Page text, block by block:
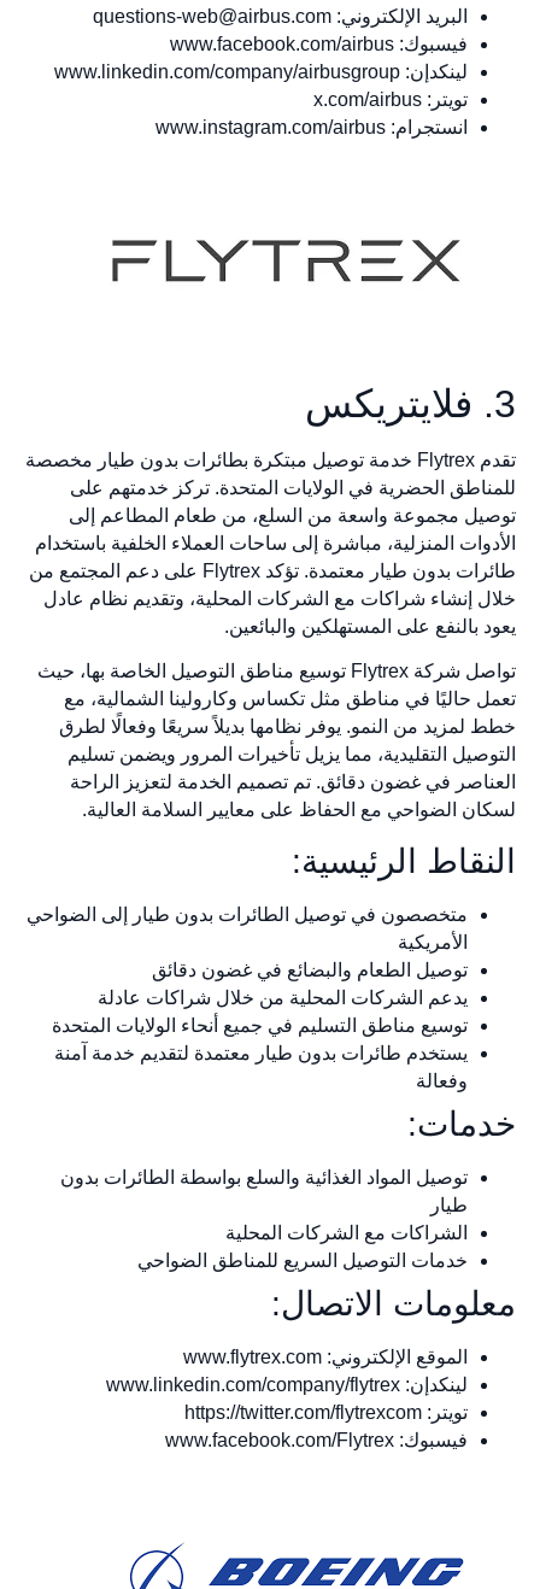
البريد الإلكتروني: questions-web@airbus.com
فيسبوك: www.facebook.com/airbus
لينكدإن: www.linkedin.com/company/airbusgroup
تويتر: x.com/airbus
انستجرام: www.instagram.com/airbus
3. فلايتريكس
تقدم Flytrex خدمة توصيل مبتكرة بطائرات بدون طيار مخصصة
للمناطق الحضرية في الولايات المتحدة. تركز خدمتهم على
توصيل مجموعة واسعة من السلع، من طعام المطاعم إلى
الأدوات المنزلية، مباشرة إلى ساحات العملاء الخلفية باستخدام
طائرات بدون طيار معتمدة. تؤكد Flytrex على دعم المجتمع من
خلال إنشاء شراكات مع الشركات المحلية، وتقديم نظام عادل
يعود بالنفع على المستهلكين والبائعين.
تواصل شركة Flytrex توسيع مناطق التوصيل الخاصة بها، حيث
تعمل حاليًا في مناطق مثل تكساس وكارولينا الشمالية، مع
خطط لمزيد من النمو. يوفر نظامها بديلاً سريعًا وفعالًا لطرق
التوصيل التقليدية، مما يزيل تأخيرات المرور ويضمن تسليم
العناصر في غضون دقائق. تم تصميم الخدمة لتعزيز الراحة
لسكان الضواحي مع الحفاظ على معايير السلامة العالية.
النقاط الرئيسية:
متخصصون في توصيل الطائرات بدون طيار إلى الضواحي
الأمريكية
توصيل الطعام والبضائع في غضون دقائق
يدعم الشركات المحلية من خلال شراكات عادلة
توسيع مناطق التسليم في جميع أنحاء الولايات المتحدة
يستخدم طائرات بدون طيار معتمدة لتقديم خدمة آمنة
وفعالة
خدمات:
توصيل المواد الغذائية والسلع بواسطة الطائرات بدون
طيار
الشراكات مع الشركات المحلية
خدمات التوصيل السريع للمناطق الضواحي
معلومات الاتصال:
الموقع الإلكتروني: www.flytrex.com
لينكدإن: www.linkedin.com/company/flytrex
تويتر: https://twitter.com/flytrexcom
فيسبوك: www.facebook.com/Flytrex